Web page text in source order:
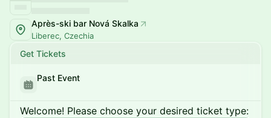
Après-ski bar Nová Skalka
Liberec, Czechia
Get Tickets
Past Event
Welcome! Please choose your desired ticket type: